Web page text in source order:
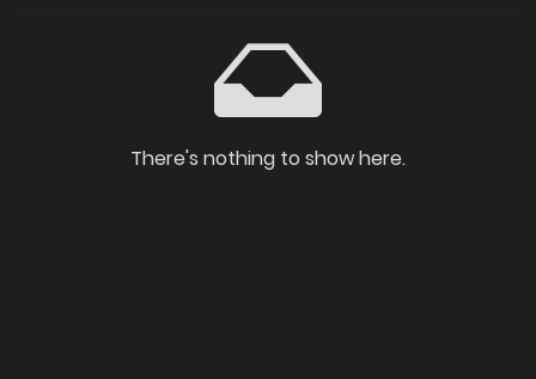
There's nothing to show here.